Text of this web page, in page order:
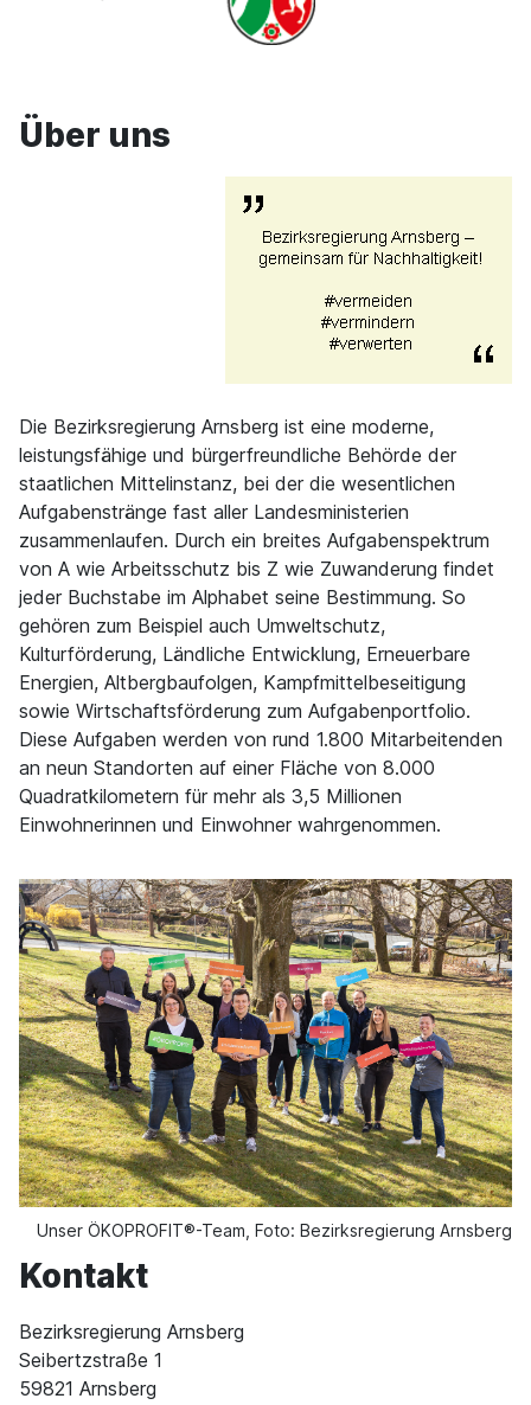
Über uns
Die Bezirksregierung Arnsberg ist eine moderne,
leistungsfähige und bürgerfreundliche Behörde der
staatlichen Mittelinstanz, bei der die wesentlichen
Aufgabenstränge fast aller Landesministerien
zusammenlaufen. Durch ein breites Aufgabenspektrum
von A wie Arbeitsschutz bis Z wie Zuwanderung findet
jeder Buchstabe im Alphabet seine Bestimmung. So
gehören zum Beispiel auch Umweltschutz,
Kulturförderung, Ländliche Entwicklung, Erneuerbare
Energien, Altbergbaufolgen, Kampfmittelbeseitigung
sowie Wirtschaftsförderung zum Aufgabenportfolio.
Diese Aufgaben werden von rund 1.800 Mitarbeitenden
an neun Standorten auf einer Fläche von 8.000
Quadratkilometern für mehr als 3,5 Millionen
Einwohnerinnen und Einwohner wahrgenommen.
Unser ÖKOPROFIT®-Team, Foto: Bezirksregierung Arnsberg
Kontakt
Bezirksregierung Arnsberg
Seibertzstraße 1
59821 Arnsberg